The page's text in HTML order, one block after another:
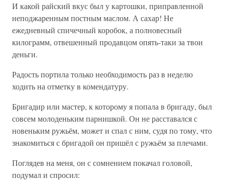
И какой райский вкус был у картошки, приправленной
неподжаренным постным маслом. А сахар! Не
ежедневный спичечный коробок, а полновесный
килограмм, отвешенный продавцом опять-таки за твои
деньги.
Радость портила только необходимость раз в неделю
ходить на отметку в комендатуру.
Бригадир или мастер, к которому я попала в бригаду, был
совсем молоденьким парнишкой. Он не расставался с
новеньким ружьём, может и спал с ним, судя по тому, что
знакомиться с бригадой он пришёл с ружьём за плечами.
Поглядев на меня, он с сомнением покачал головой,
подумал и спросил: